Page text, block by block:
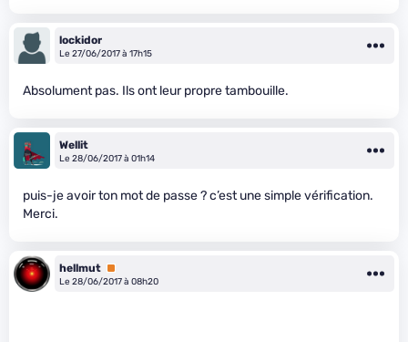
lockidor
Le 27/06/2017 à 17h15
Absolument pas. Ils ont leur propre tambouille.
Wellit
Le 28/06/2017 à 01h14
puis-je avoir ton mot de passe ? c’est une simple vérification.
Merci.
hellmut Premium
Le 28/06/2017 à 08h20